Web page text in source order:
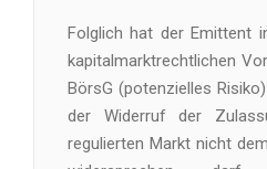
Folglich hat der Emittent
kapitalmarktrechtlichen
BörsG (potenzielles
der Widerruf der
regulierten Markt nicht